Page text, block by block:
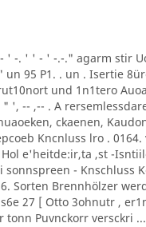
' -. ' ' - ' -.-." agarm stir
un 95 P1. . un . Isertie
und 1n1tero
-- ,-- . A
ckaenen,
Kncnluss lro .
e'heitde:ir,ta ,st -
- Knschluss
Sorten Brennhölzer
27 [ Otto 3ohnutr ,
Puvnckorr versckri